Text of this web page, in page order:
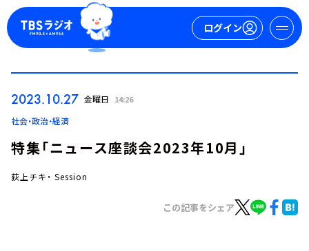
ログイン
2023.10.27 金曜日 14:26
社会・政治・経済
特集「ニュース座談会2023年10月」
荻上チキ・ Session
この記事をシェア